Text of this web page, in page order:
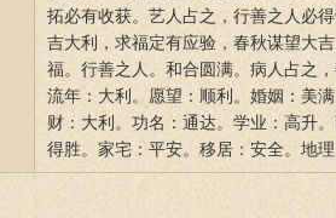
拓必有收获。艺人占之，行善之人必
吉大利，求福定有应验，春秋谋望大
福。行善之人。和合圆满。病人占之，
流年：大利。愿望：顺利。婚姻：美
财：大利。功名：通达。学业：高升
得胜。家宅：平安。移居：安全。地